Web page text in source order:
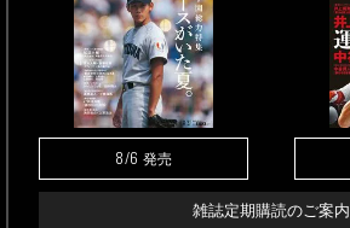
8/6 発売
雑誌定期購読のご案内